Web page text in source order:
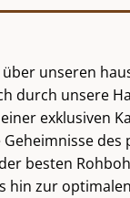
unseren
durch unsere
exklusiven
des
besten
hin zur